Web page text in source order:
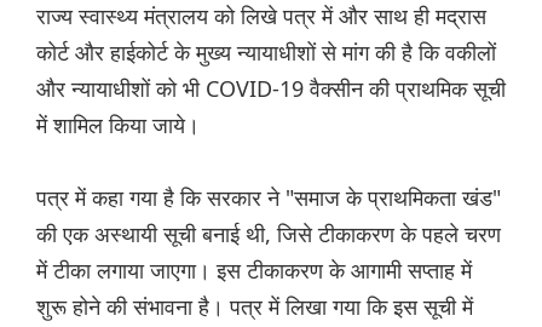
राज्य स्वास्थ्य मंत्रालय को लिखे पत्र में और साथ ही मद्रास
कोर्ट और हाईकोर्ट के मुख्य न्यायाधीशों से मांग की है कि वकीलों
और न्यायाधीशों को भी COVID-19 वैक्सीन की प्राथमिक सूची
में शामिल किया जाये।
पत्र में कहा गया है कि सरकार ने "समाज के प्राथमिकता खंड"
की एक अस्थायी सूची बनाई थी, जिसे टीकाकरण के पहले चरण
में टीका लगाया जाएगा। इस टीकाकरण के आगामी सप्ताह में
शुरू होने की संभावना है। पत्र में लिखा गया कि इस सूची में